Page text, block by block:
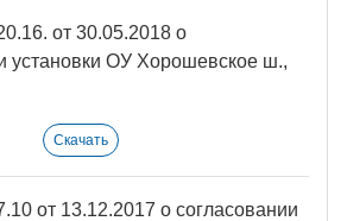
от 30.05.2018 о
установки ОУ Хорошевское ш.,
Скачать
от 13.12.2017 о согласовании